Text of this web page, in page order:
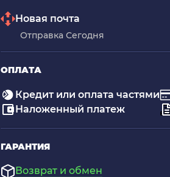
Новая почта
Отправка Сегодня
ОПЛАТА
Кредит или оплата частями
Наложенный платеж
ГАРАНТИЯ
Возврат и обмен